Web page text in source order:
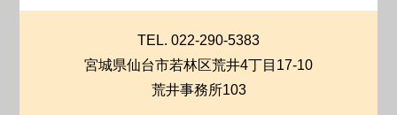
TEL. 022-290-5383
宮城県仙台市若林区荒井4丁目17-10
荒井事務所103